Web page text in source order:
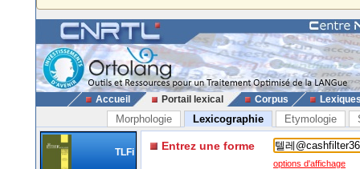
Accueil Portail lexical Corpus
Morphologie Lexicographie Etymologie
TLFi Entrez une forme
options d'affichage